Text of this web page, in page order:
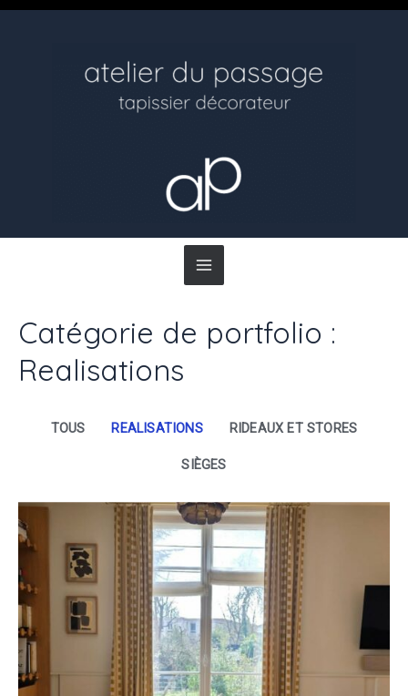
Menu
Catégorie de portfolio :
Realisations
TOUS REALISATIONS RIDEAUX ET STORES
SIÈGES